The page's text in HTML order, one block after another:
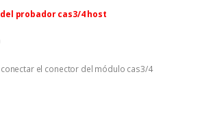
probador cas3/4 host
el conector del módulo cas3/4